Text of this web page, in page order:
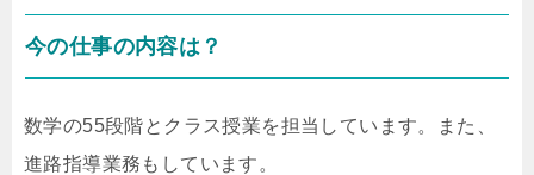
今の仕事の内容は？
数学の55段階とクラス授業を担当しています。また、
進路指導業務もしています。